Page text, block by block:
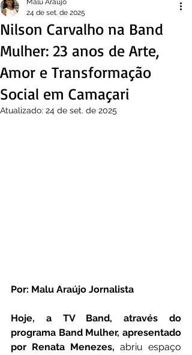
Nilson Carvalho na Band
Mulher: 23 anos de Arte,
Amor e Transformação
Social em Camaçari
Malu Araújo
24 de set. de 2025
Atualizado: 24 de set. de 2025
Por: Malu Araújo Jornalista
Hoje, a TV Band, através do
programa Band Mulher, apresentado
por Renata Menezes, abriu espaço